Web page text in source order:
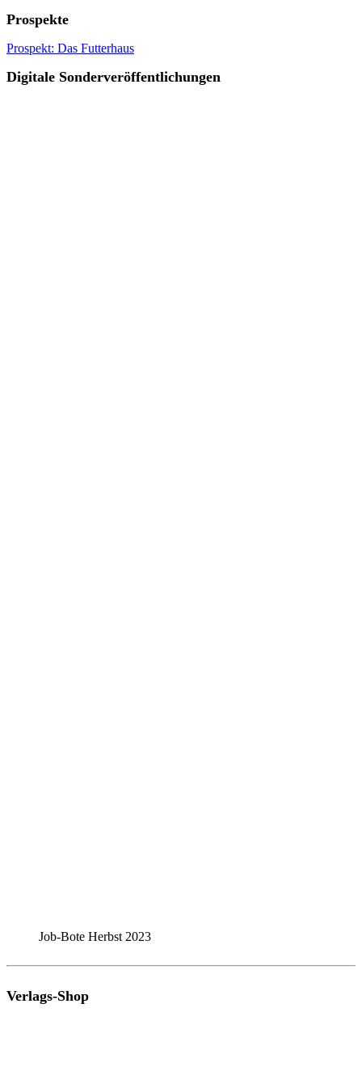
Prospekte
Prospekt: Das Futterhaus
Digitale Sonderveröffentlichungen
Job-Bote Herbst 2023
Verlags-Shop